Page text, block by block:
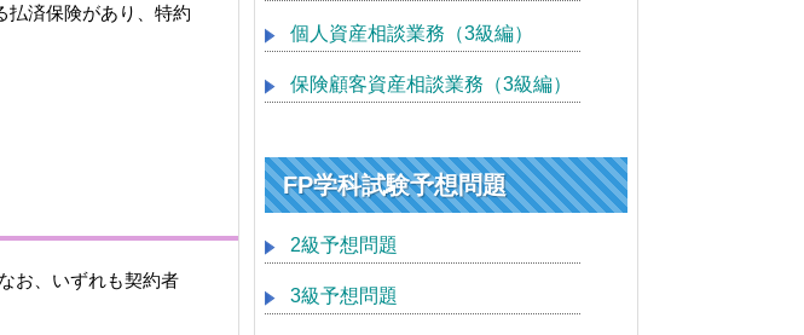
払済保険があり、特約
お、いずれも契約者
個人資産相談業務（3級編）
保険顧客資産相談業務（3級編）
FP学科試験予想問題
2級予想問題
3級予想問題